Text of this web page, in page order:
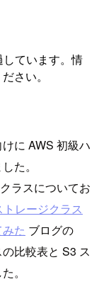
ています。情
さい。
に AWS 初級ハ
た。
ラスについてお
レージクラス
た ブログの
比較表と S3 ス
。